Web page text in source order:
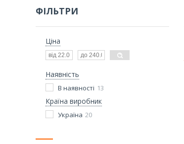
ФІЛЬТРИ
Ціна
Наявність
В наявності 13
Країна виробник
Україна 20